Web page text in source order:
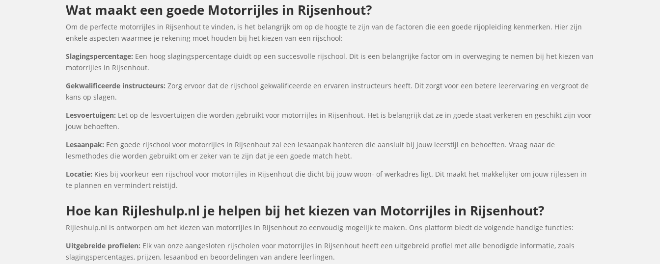
Wat maakt een goede Motorrijles in Rijsenhout?
Om de perfecte motorrijles in Rijsenhout te vinden, is het belangrijk om op de hoogte te zijn van de factoren die een goede rijopleiding kenmerken. Hier zijn
enkele aspecten waarmee je rekening moet houden bij het kiezen van een rijschool:
Slagingspercentage: Een hoog slagingspercentage duidt op een succesvolle rijschool. Dit is een belangrijke factor om in overweging te nemen bij het kiezen van
motorrijles in Rijsenhout.
Gekwalificeerde instructeurs: Zorg ervoor dat de rijschool gekwalificeerde en ervaren instructeurs heeft. Dit zorgt voor een betere leerervaring en vergroot de
kans op slagen.
Lesvoertuigen: Let op de lesvoertuigen die worden gebruikt voor motorrijles in Rijsenhout. Het is belangrijk dat ze in goede staat verkeren en geschikt zijn voor
jouw behoeften.
Lesaanpak: Een goede rijschool voor motorrijles in Rijsenhout zal een lesaanpak hanteren die aansluit bij jouw leerstijl en behoeften. Vraag naar de
lesmethodes die worden gebruikt om er zeker van te zijn dat je een goede match hebt.
Locatie: Kies bij voorkeur een rijschool voor motorrijles in Rijsenhout die dicht bij jouw woon- of werkadres ligt. Dit maakt het makkelijker om jouw rijlessen in
te plannen en vermindert reistijd.
Hoe kan Rijleshulp.nl je helpen bij het kiezen van Motorrijles in Rijsenhout?
Rijleshulp.nl is ontworpen om het kiezen van motorrijles in Rijsenhout zo eenvoudig mogelijk te maken. Ons platform biedt de volgende handige functies:
Uitgebreide profielen: Elk van onze aangesloten rijscholen voor motorrijles in Rijsenhout heeft een uitgebreid profiel met alle benodigde informatie, zoals
slagingspercentages, prijzen, lesaanbod en beoordelingen van andere leerlingen.